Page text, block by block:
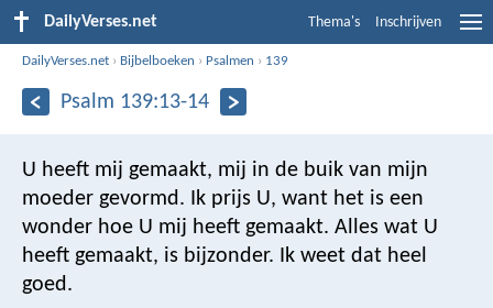
DailyVerses.net Thema's Inschrijven
DailyVerses.net › Bijbelboeken › Psalmen › 139
Psalm 139:13-14
U heeft mij gemaakt, mij in de buik van mijn
moeder gevormd. Ik prijs U, want het is een
wonder hoe U mij heeft gemaakt. Alles wat U
heeft gemaakt, is bijzonder. Ik weet dat heel
goed.